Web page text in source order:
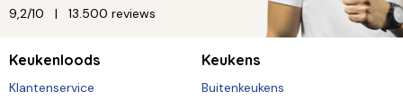
9,2/10 13.500 reviews
Keukenloods
Klantenservice
Keukens
Buitenkeukens